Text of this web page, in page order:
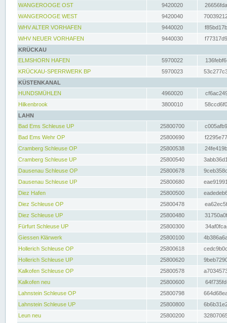
WANGEROOGE OST
9420020
WANGEROOGE WEST
9420040
WHV ALTER VORHAFEN
9440020
WHV NEUER VORHAFEN
9440030
KRÜCKAU
ELMSHORN HAFEN
5970022
KRÜCKAU-SPERRWERK BP
5970023
KÜSTENKANAL
HUNDSMÜHLEN
4960020
Hilkenbrook
3800010
LAHN
Bad Ems Schleuse UP
25800700
Bad Ems Wehr OP
25800690
Cramberg Schleuse OP
25800538
Cramberg Schleuse UP
25800540
Dausenau Schleuse OP
25800678
Dausenau Schleuse UP
25800680
Diez Hafen
25800500
Diez Schleuse OP
25800478
Diez Schleuse UP
25800480
Fürfurt Schleuse UP
25800300
Giessen Klärwerk
25800100
Hollerich Schleuse OP
25800618
Hollerich Schleuse UP
25800620
Kalkofen Schleuse OP
25800578
Kalkofen neu
25800600
Lahnstein Schleuse OP
25800798
Lahnstein Schleuse UP
25800800
Leun neu
25800200